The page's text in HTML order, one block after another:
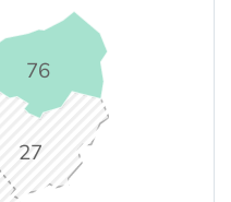
27
76